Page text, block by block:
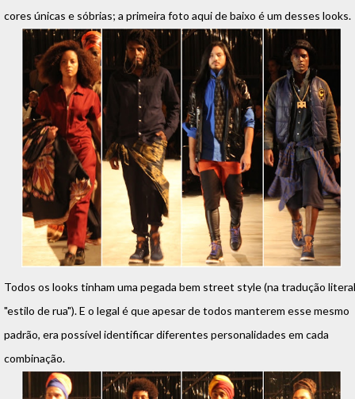
cores únicas e sóbrias; a primeira foto aqui de baixo é um desses looks.
Todos os looks tinham uma pegada bem street style (na tradução
"estilo de rua"). E o legal é que apesar de todos manterem esse mesmo
padrão, era possível identificar diferentes personalidades em cada
combinação.